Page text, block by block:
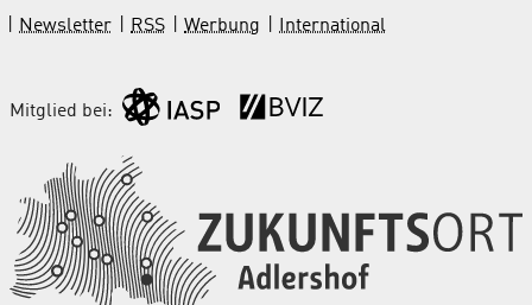
Newsletter
RSS Werbung International
Mitglied bei: